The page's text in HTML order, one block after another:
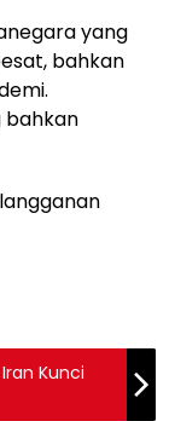
yang
bahkan
bahkan
Kunci